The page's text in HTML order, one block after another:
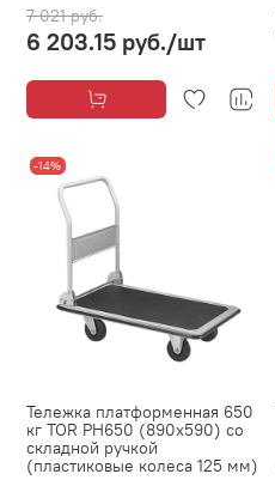
7 021 руб.
6 203.15 руб./шт
-14%
Тележка платформенная 650
кг TOR PH650 (890x590) со
складной ручкой
(пластиковые колеса 125 мм)